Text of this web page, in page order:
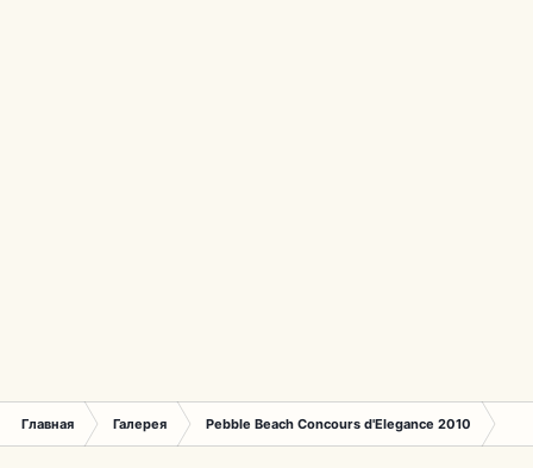
Главная Галерея Pebble Beach Concours d'Elegance 2010